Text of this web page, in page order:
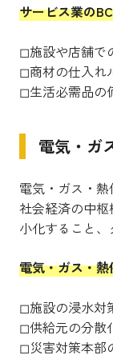
サービス業の
◻︎施設や店舗で
◻︎商材の仕入れ
◻︎生活必需品の
電気・ガ
電気・ガス・熱
社会経済の中
小化すること、
電気・ガス・
◻︎施設の浸水対
◻︎供給元の分散
◻︎災害対策本部